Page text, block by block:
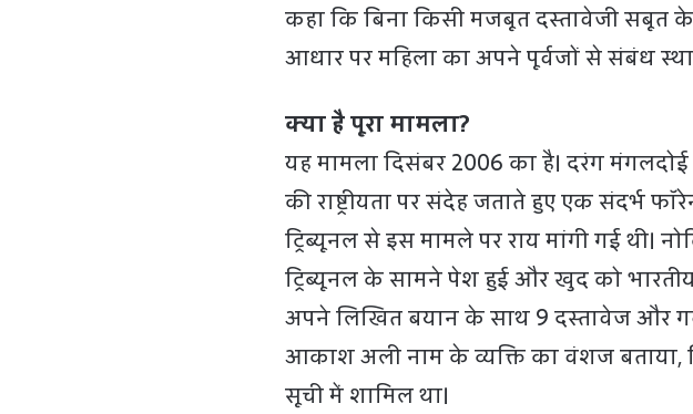
कहा कि बिना किसी मजबूत दस्तावेजी
आधार पर महिला का अपने पूर्वजों से संबंध
क्या है पूरा मामला?
यह मामला दिसंबर 2006 का है। दरंग
की राष्ट्रीयता पर संदेह जताते हुए एक संदर्भ
ट्रिब्यूनल से इस मामले पर राय मांगी गई थी।
ट्रिब्यूनल के सामने पेश हुई और खुद को
अपने लिखित बयान के साथ 9 दस्तावेज और
आकाश अली नाम के व्यक्ति का वंशज बताया,
सूची में शामिल था।